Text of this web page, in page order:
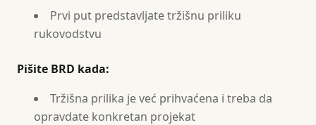
Prvi put predstavljate tržišnu priliku
rukovodstvu
Pišite BRD kada:
Tržišna prilika je već prihvaćena i treba da
opravdate konkretan projekat